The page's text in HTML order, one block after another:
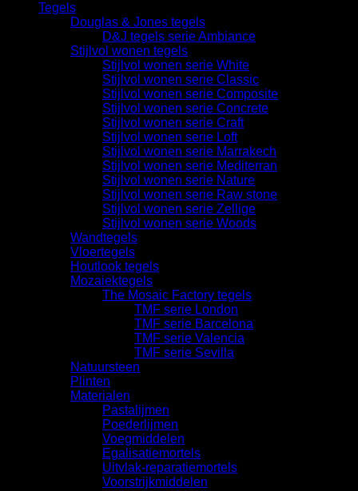
Tegels
Douglas & Jones tegels
D&J tegels serie Ambiance
Stijlvol wonen tegels
Stijlvol wonen serie White
Stijlvol wonen serie Classic
Stijlvol wonen serie Composite
Stijlvol wonen serie Concrete
Stijlvol wonen serie Craft
Stijlvol wonen serie Loft
Stijlvol wonen serie Marrakech
Stijlvol wonen serie Mediterran
Stijlvol wonen serie Nature
Stijlvol wonen serie Raw stone
Stijlvol wonen serie Zellige
Stijlvol wonen serie Woods
Wandtegels
Vloertegels
Houtlook tegels
Mozaiektegels
The Mosaic Factory tegels
TMF serie London
TMF serie Barcelona
TMF serie Valencia
TMF serie Sevilla
Natuursteen
Plinten
Materialen
Pastalijmen
Poederlijmen
Voegmiddelen
Egalisatiemortels
Uitvlak-reparatiemortels
Voorstrijkmiddelen